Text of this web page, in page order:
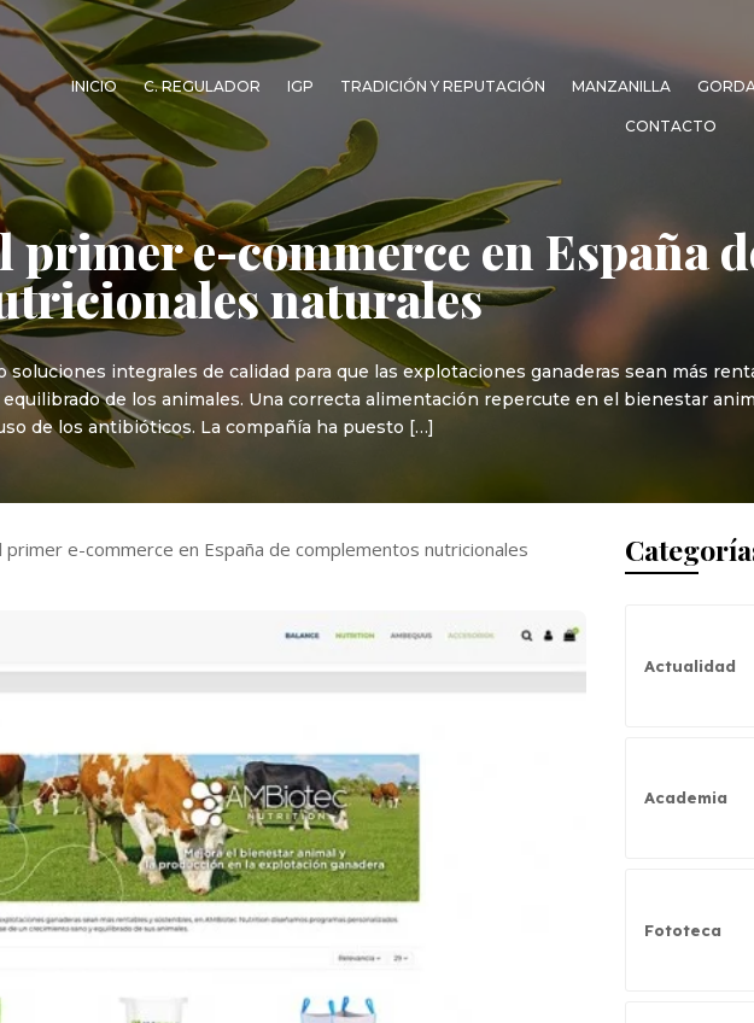
INICIO C. REGULADOR IGP TRADICIÓN Y REPUTACIÓN MANZANILLA
CONTACTO
primer e-commerce en España
naturales
integrales de calidad para que las explotaciones ganaderas sean más
de los animales. Una correcta alimentación repercute en el bienestar
de los antibióticos. La compañía ha puesto […]
primer e-commerce en España de complementos nutricionales
Actualidad
Academia
Fototeca